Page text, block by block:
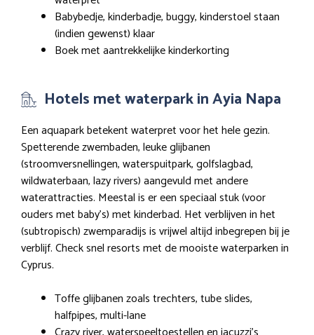
Babybedje, kinderbadje, buggy, kinderstoel staan
(indien gewenst) klaar
Boek met aantrekkelijke kinderkorting
Hotels met waterpark in Ayia Napa
Een aquapark betekent waterpret voor het hele gezin.
Spetterende zwembaden, leuke glijbanen
(stroomversnellingen, waterspuitpark, golfslagbad,
wildwaterbaan, lazy rivers) aangevuld met andere
waterattracties. Meestal is er een speciaal stuk (voor
ouders met baby’s) met kinderbad. Het verblijven in het
(subtropisch) zwemparadijs is vrijwel altijd inbegrepen bij je
verblijf. Check snel resorts met de mooiste waterparken in
Cyprus.
Toffe glijbanen zoals trechters, tube slides,
halfpipes, multi-lane